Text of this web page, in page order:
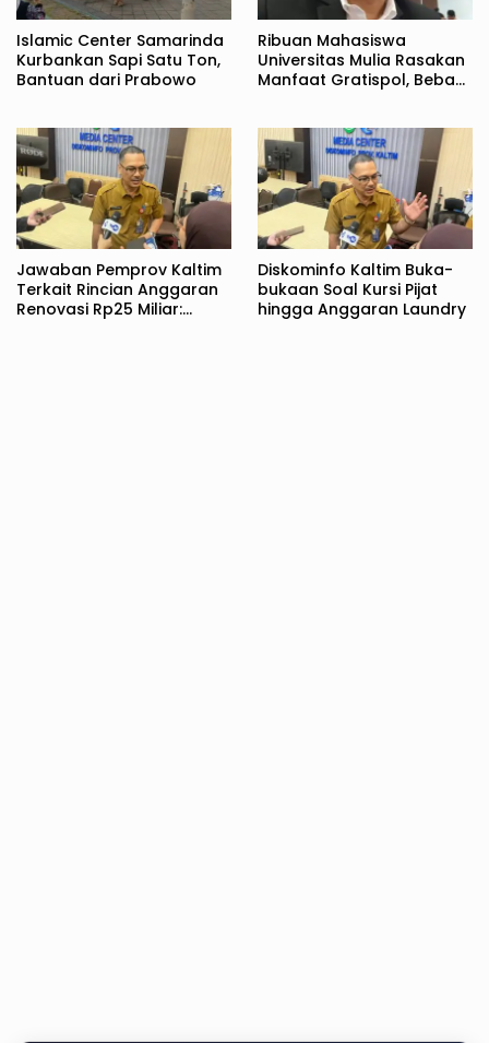
Islamic Center Samarinda
Kurbankan Sapi Satu Ton,
Bantuan dari Prabowo
Ribuan Mahasiswa
Universitas Mulia Rasakan
Manfaat Gratispol, Beban
Jawaban Pemprov Kaltim
Terkait Rincian Anggaran
Renovasi Rp25 Miliar:
Diskominfo Kaltim Buka-
bukaan Soal Kursi Pijat
hingga Anggaran Laundry